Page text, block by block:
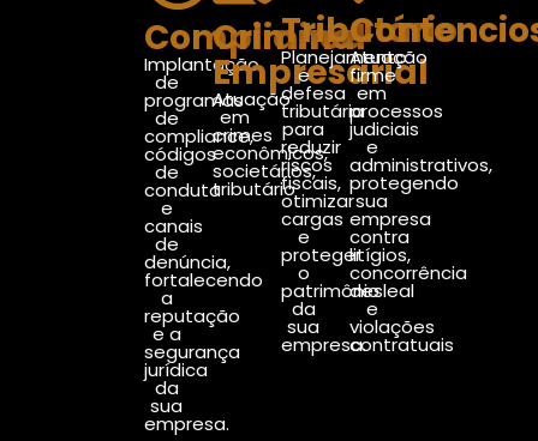
Compliance
Implantação
de
programas
de
compliance,
códigos
de
conduta
e
canais
de
denúncia,
fortalecendo
a
reputação
e a
segurança
jurídica
da
sua
empresa.
Criminal
Empresarial
Atuação
em
crimes
econômicos,
societários,
tributário
Tributário
Planejamento
e
defesa
tributária
para
reduzir
riscos
fiscais,
otimizar
cargas
e
proteger
o
patrimônio
da
sua
empresa.
Atuação
firme
em
processos
judiciais
e
administrativos,
protegendo
sua
empresa
contra
litígios,
concorrência
desleal
e
violações
contratuais